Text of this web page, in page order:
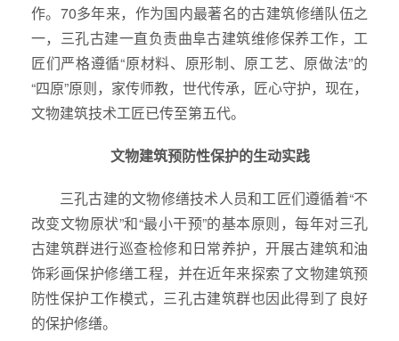
作。70多年来，作为国内最著名的古建筑修缮队伍之
一，三孔古建一直负责曲阜古建筑维修保养工作，工
匠们严格遵循“原材料、原形制、原工艺、原做法”的
“四原”原则，家传师教，世代传承，匠心守护，现在，
文物建筑技术工匠已传至第五代。
文物建筑预防性保护的生动实践
三孔古建的文物修缮技术人员和工匠们遵循着“不
改变文物原状”和“最小干预”的基本原则，每年对三孔
古建筑群进行巡查检修和日常养护，开展古建筑和油
饰彩画保护修缮工程，并在近年来探索了文物建筑预
防性保护工作模式，三孔古建筑群也因此得到了良好
的保护修缮。